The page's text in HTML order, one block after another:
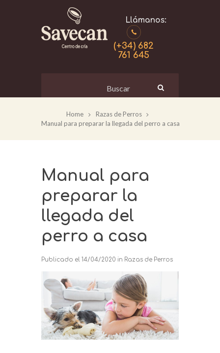
(+34) 682
761 645
Home
Razas de Perros
Manual para preparar la llegada del perro a casa
Manual para
preparar la
llegada del
perro a casa
Publicado el 14/04/2020 in Razas de Perros